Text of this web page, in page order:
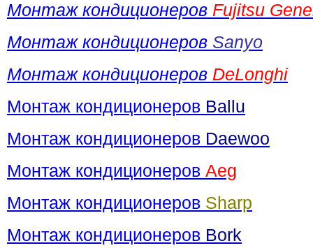
Монтаж кондиционеров Fujitsu
Монтаж кондиционеров Sanyo
Монтаж кондиционеров DeLonghi
Монтаж кондиционеров Ballu
Монтаж кондиционеров Daewoo
Монтаж кондиционеров Аeg
Монтаж кондиционеров Sharp
Монтаж кондиционеров Bork